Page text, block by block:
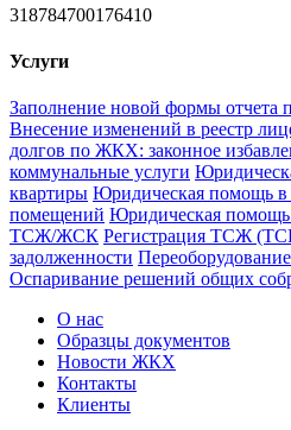
318784700176410
Услуги
Заполнение новой формы
Внесение изменений в реестр
долгов по ЖКХ: законное
коммунальные услуги
квартиры Юридическая помощь в
помещений Юридическая помощь
ТСЖ/ЖСК Регистрация ТСЖ
задолженности
Оспаривание решений общих
О нас
Образцы документов
Новости ЖКХ
Контакты
Клиенты